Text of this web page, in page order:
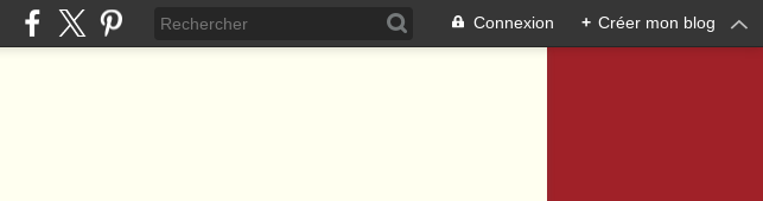
Connexion + Créer mon blog